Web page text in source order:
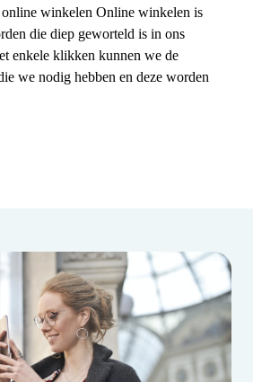
winkelen Online winkelen is
die diep geworteld is in ons
enkele klikken kunnen we de
we nodig hebben en deze worden